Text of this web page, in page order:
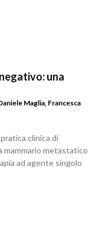
una
Maglia Francesca
clinica di
mammario metastatico
ad agente singolo